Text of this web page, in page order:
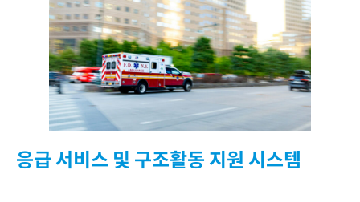
응급 서비스 및 구조활동 지원 시스템